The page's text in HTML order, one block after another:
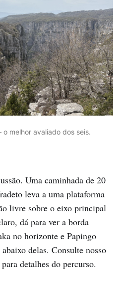
melhor avaliado dos seis.
Uma caminhada de 20
leva a uma plataforma
livre sobre o eixo principal
dá para ver a borda
no horizonte e Papingo
delas. Consulte nosso
detalhes do percurso.